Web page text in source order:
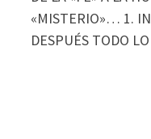
«MISTERIO»… 1.
DESPUÉS TODO